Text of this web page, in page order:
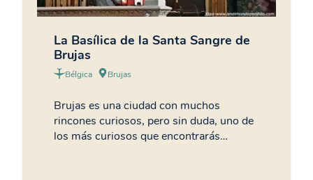
La Basílica de la Santa Sangre de
Brujas
Bélgica Brujas
Brujas es una ciudad con muchos
rincones curiosos, pero sin duda, uno de
los más curiosos que encontrarás…